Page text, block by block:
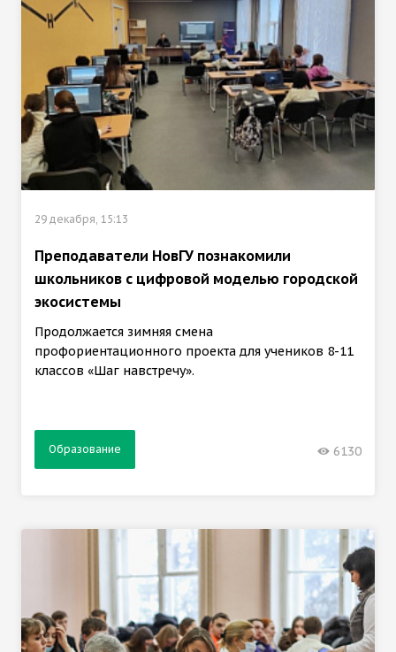
29 декабря, 15:13
Преподаватели НовГУ познакомили
школьников с цифровой моделью городской
экосистемы
Продолжается зимняя смена
профориентационного проекта для учеников 8-11
классов «Шаг навстречу».
Образование 6130